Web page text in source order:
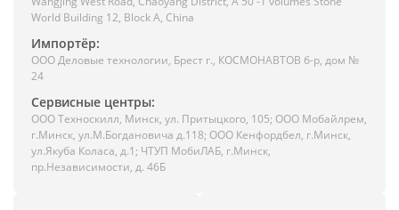
World Building 12, Block A, China
Импортёр:
ООО Деловые технологии, Брест г., КОСМОНАВТОВ б-р, дом №
24
Сервисные центры:
ООО Техноскилл, Минск, ул. Притыцкого, 105; ООО Мобайлрем,
г.Минск, ул.М.Богдановича д.118; ООО Кенфордбел, г.Минск,
ул.Якуба Коласа, д.1; ЧТУП МобиЛАБ, г.Минск,
пр.Независимости, д. 46Б